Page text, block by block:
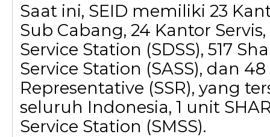
Saat ini, SEID memiliki 23
Sub Cabang, 24 Kantor
Service Station (SDSS), 517
Service Station (SASS), dan
Representative (SSR), yang
seluruh Indonesia, 1 unit
Service Station (SMSS).